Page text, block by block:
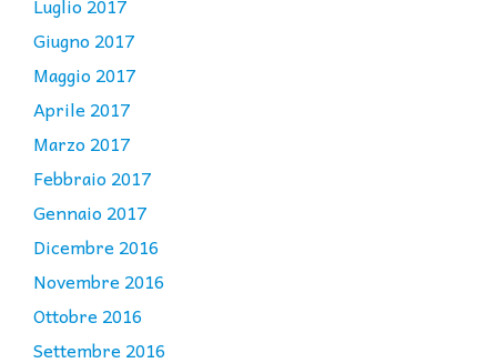
Giugno 2017
Maggio 2017
Aprile 2017
Marzo 2017
Febbraio 2017
Gennaio 2017
Dicembre 2016
Novembre 2016
Ottobre 2016
Settembre 2016